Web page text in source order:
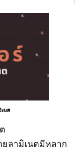
เนต
ยลามิเนตมีหลาก